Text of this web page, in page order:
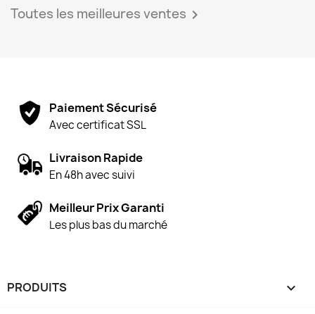
Toutes les meilleures ventes 
Paiement Sécurisé
Avec certificat SSL
Livraison Rapide
En 48h avec suivi
Meilleur Prix Garanti
Les plus bas du marché
PRODUITS 